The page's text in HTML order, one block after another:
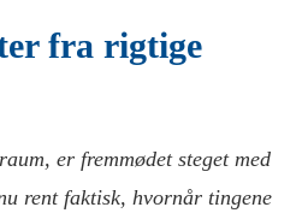
fra rigtige
er fremmødet steget med
rent faktisk, hvornår tingene